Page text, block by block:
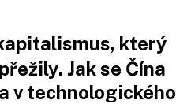
který
Jak se Čína
v technologického